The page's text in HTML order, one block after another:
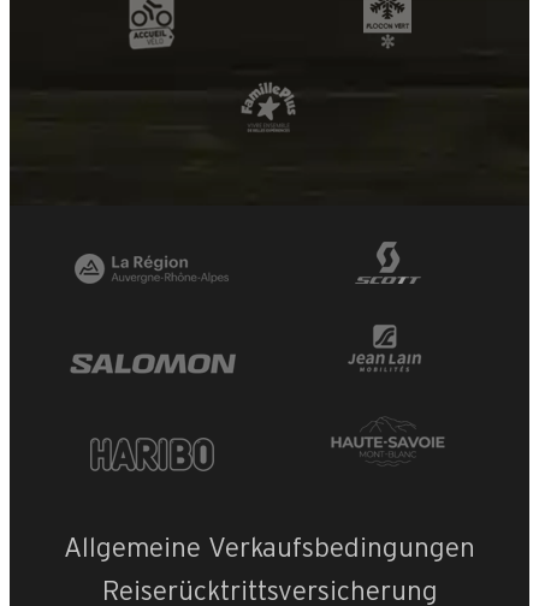
Lou R'Bat Pays
OpenStreetMap Streets
Satellite
Allgemeine Verkaufsbedingungen
Reiserücktrittsversicherung